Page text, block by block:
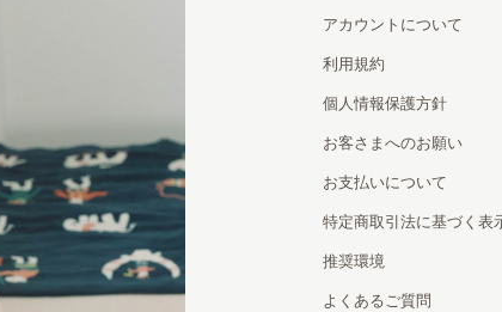
アカウントについて
利用規約
個人情報保護方針
お客さまへのお願い
お支払いについて
特定商取引法に基づく表
推奨環境
よくあるご質問